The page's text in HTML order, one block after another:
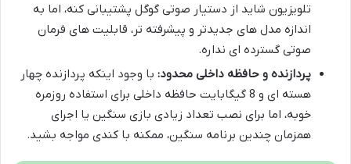
تلویزیون شاید از دستیار صوتی گوگل پشتیبانی کنه، اما به
اندازه مدل های جدیدتر و پیشرفته تر، قابلیت های فرمان
صوتی گسترده ای نداره.
پردازنده و حافظه داخلی محدود: با وجود اینکه پردازنده چهار
هسته ای و 8 گیگابایت حافظه داخلی برای استفاده روزمره
خوبه، اما برای نصب تعداد زیادی بازی سنگین یا اجرای
همزمان چندین برنامه سنگین، ممکنه با کندی مواجه بشید.